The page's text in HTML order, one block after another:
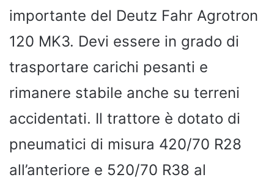
importante del Deutz Fahr Agrotron
120 MK3. Devi essere in grado di
trasportare carichi pesanti e
rimanere stabile anche su terreni
accidentati. Il trattore è dotato di
pneumatici di misura 420/70 R28
all’anteriore e 520/70 R38 al